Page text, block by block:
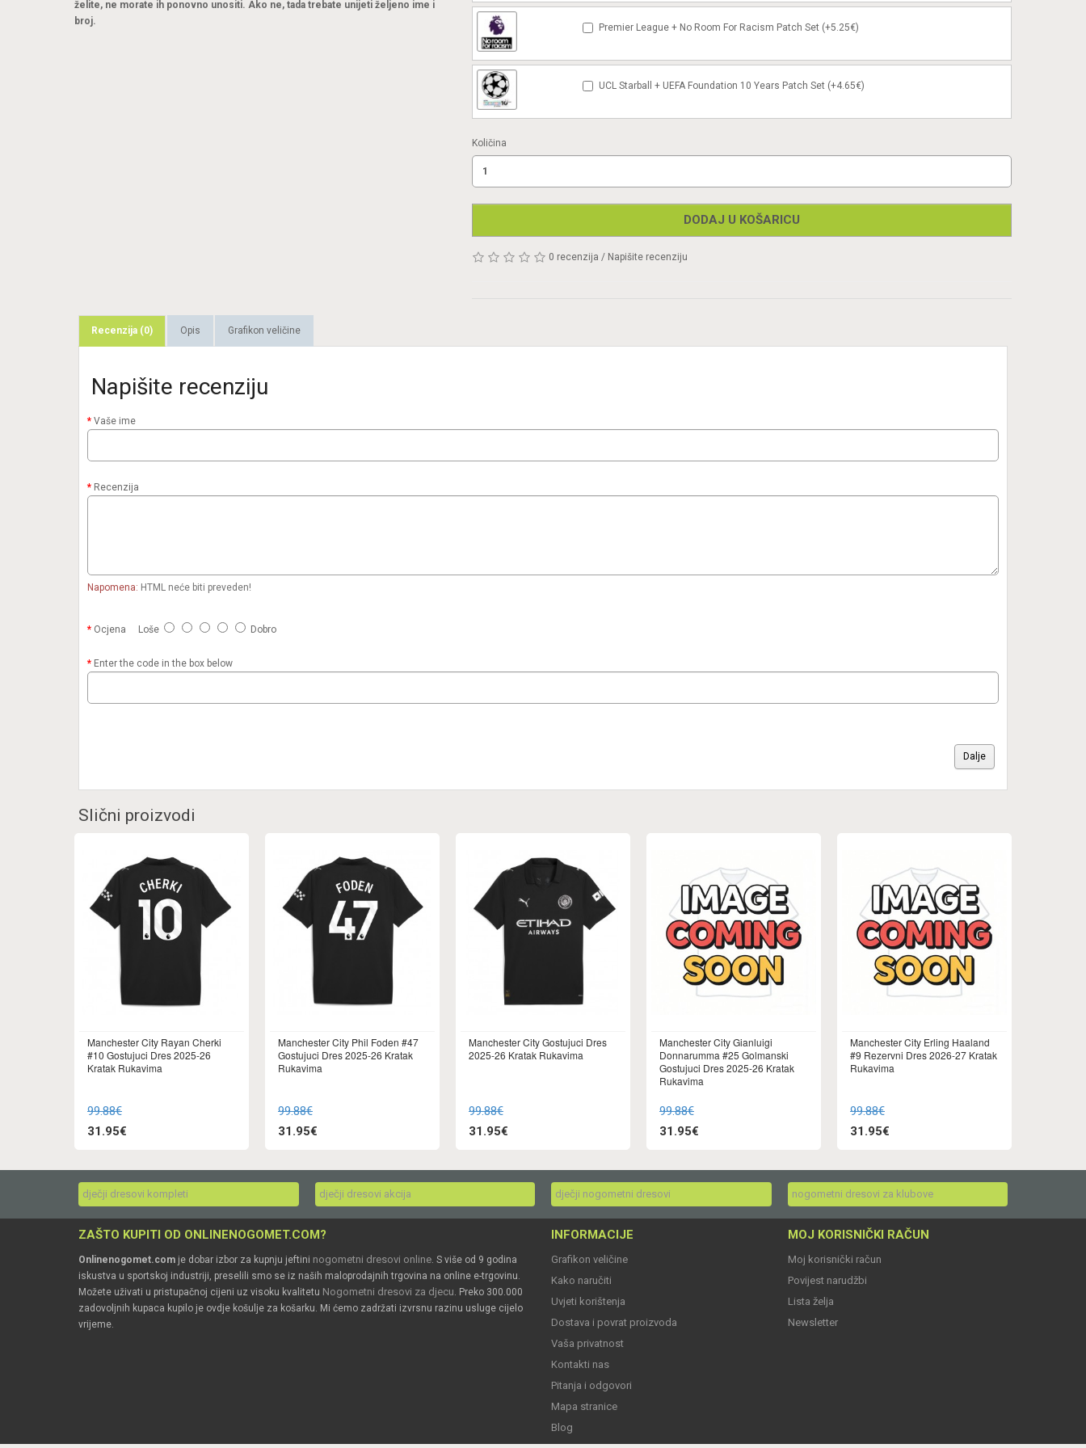
želite, ne morate ih ponovno unositi. Ako ne, tada trebate unijeti željeno ime i
broj.
Premier League + No Room For Racism Patch Set (+5.25€)
UCL Starball + UEFA Foundation 10 Years Patch Set (+4.65€)
Količina
DODAJ U KOŠARICU
0 recenzija / Napišite recenziju
Recenzija (0) Opis Grafikon veličine
Napišite recenziju
Vaše ime
Recenzija
Napomena: HTML neće biti preveden!
Ocjena Loše Dobro
Enter the code in the box below
Dalje
Slični proizvodi
Manchester City Rayan Cherki
#10 Gostujuci Dres 2025-26
Kratak Rukavima
99.88€
31.95€
Manchester City Phil Foden #47
Gostujuci Dres 2025-26 Kratak
Rukavima
99.88€
31.95€
Manchester City Gostujuci Dres
2025-26 Kratak Rukavima
99.88€
31.95€
Manchester City Gianluigi
Donnarumma #25 Golmanski
Gostujuci Dres 2025-26 Kratak
Rukavima
99.88€
31.95€
Manchester City Erling Haaland
#9 Rezervni Dres 2026-27 Kratak
Rukavima
99.88€
31.95€
dječji dresovi kompleti dječji dresovi akcija dječji nogometni dresovi nogometni dresovi za klubove
ZAŠTO KUPITI OD ONLINENOGOMET.COM?
Onlinenogomet.com je dobar izbor za kupnju jeftini nogometni dresovi online. S više od 9 godina
iskustva u sportskoj industriji, preselili smo se iz naših maloprodajnih trgovina na online e-trgovinu.
Možete uživati u pristupačnoj cijeni uz visoku kvalitetu Nogometni dresovi za djecu. Preko 300.000
zadovoljnih kupaca kupilo je ovdje košulje za košarku. Mi ćemo zadržati izvrsnu razinu usluge cijelo
vrijeme.
INFORMACIJE
Grafikon veličine
Kako naručiti
Uvjeti korištenja
Dostava i povrat proizvoda
Vaša privatnost
Kontakti nas
Pitanja i odgovori
Mapa stranice
Blog
MOJ KORISNIČKI RAČUN
Moj korisnički račun
Povijest narudžbi
Lista želja
Newsletter